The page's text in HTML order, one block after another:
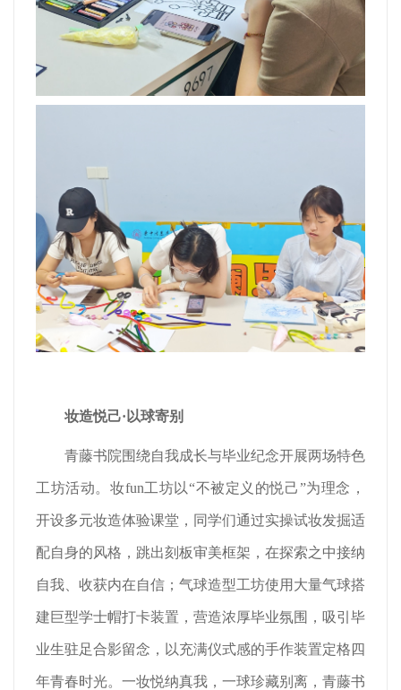
妆造悦己·以球寄别
青藤书院围绕自我成长与毕业纪念开展两场特色
工坊活动。妆fun工坊以“不被定义的悦己”为理念，
开设多元妆造体验课堂，同学们通过实操试妆发掘适
配自身的风格，跳出刻板审美框架，在探索之中接纳
自我、收获内在自信；气球造型工坊使用大量气球搭
建巨型学士帽打卡装置，营造浓厚毕业氛围，吸引毕
业生驻足合影留念，以充满仪式感的手作装置定格四
年青春时光。一妆悦纳真我，一球珍藏别离，青藤书